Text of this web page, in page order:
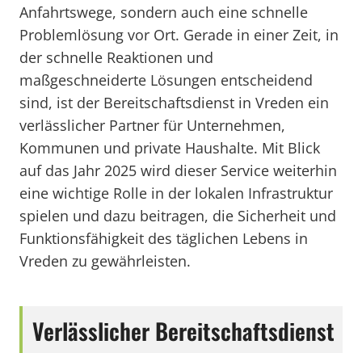
Anfahrtswege, sondern auch eine schnelle
Problemlösung vor Ort. Gerade in einer Zeit, in
der schnelle Reaktionen und
maßgeschneiderte Lösungen entscheidend
sind, ist der Bereitschaftsdienst in Vreden ein
verlässlicher Partner für Unternehmen,
Kommunen und private Haushalte. Mit Blick
auf das Jahr 2025 wird dieser Service weiterhin
eine wichtige Rolle in der lokalen Infrastruktur
spielen und dazu beitragen, die Sicherheit und
Funktionsfähigkeit des täglichen Lebens in
Vreden zu gewährleisten.
Verlässlicher Bereitschaftsdienst